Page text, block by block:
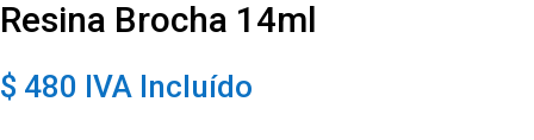
Resina Brocha 14ml
$ 480 IVA Incluído